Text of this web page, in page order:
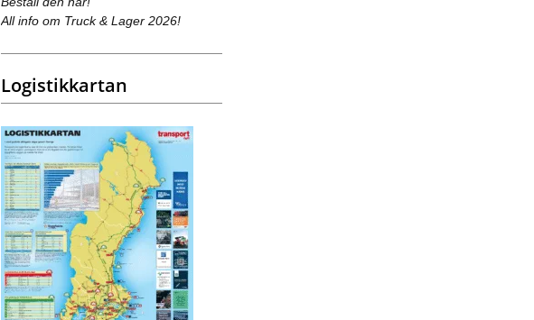
All info om Truck & Lager 2026!
Logistikkartan